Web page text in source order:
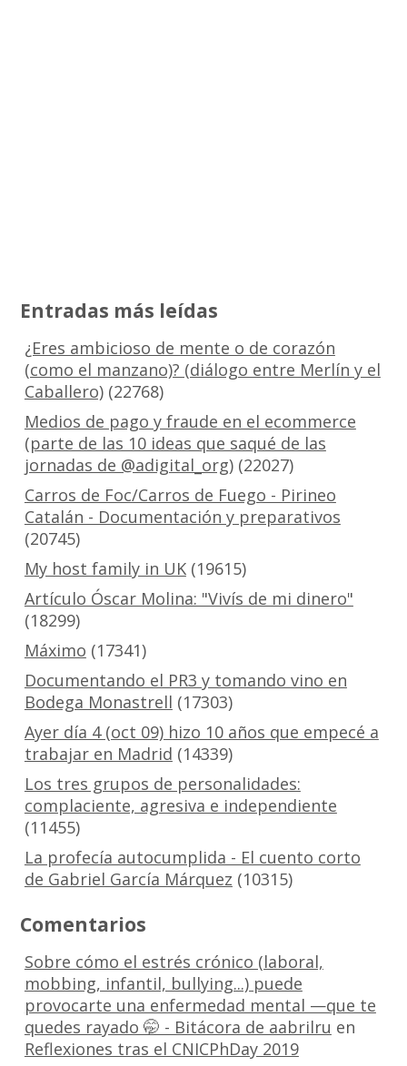
Entradas más leídas
¿Eres ambicioso de mente o de corazón
(como el manzano)? (diálogo entre Merlín y el
Caballero)(22768)
Medios de pago y fraude en el ecommerce
(parte de las 10 ideas que saqué de las
jornadas de @adigital_org)(22027)
Carros de Foc/Carros de Fuego - Pirineo
Catalán - Documentación y preparativos
(20745)
My host family in UK(19615)
Artículo Óscar Molina: "Vivís de mi dinero"
(18299)
Máximo (17341)
Documentando el PR3 y tomando vino en
Bodega Monastrell (17303)
Ayer día 4 (oct 09) hizo 10 años que empecé a
trabajar en Madrid (14339)
Los tres grupos de personalidades:
complaciente, agresiva e independiente
(11455)
La profecía autocumplida - El cuento corto
de Gabriel García Márquez (10315)
Comentarios
Sobre cómo el estrés crónico (laboral,
mobbing, infantil, bullying...) puede
provocarte una enfermedad mental —que te
quedes rayado 🤭 - Bitácora de aabrilru en
Reflexiones tras el CNICPhDay 2019